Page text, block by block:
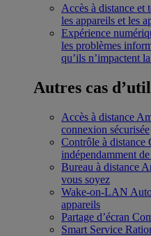
Accès à distance et
les appareils et les
Expérience
les problèmes
qu’ils n’impactent
Autres cas
Accès à distance
connexion sécurisée
Contrôle à distance
indépendamment
Bureau à distance
vous soyez
Wake-on-LAN
appareils
Partage d’écran
Smart Service